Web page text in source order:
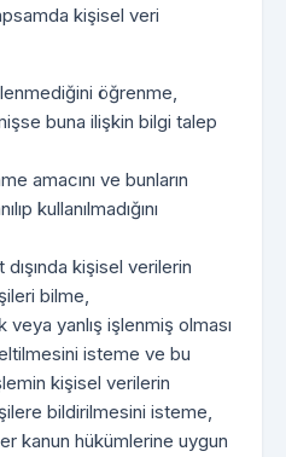
kişisel veri
öğrenme,
buna ilişkin bilgi talep
amacını ve bunların
kullanılmadığını
kişisel verilerin
bilme,
yanlış işlenmiş olması
isteme ve bu
kişisel verilerin
bildirilmesini isteme,
kanun hükümlerine uygun